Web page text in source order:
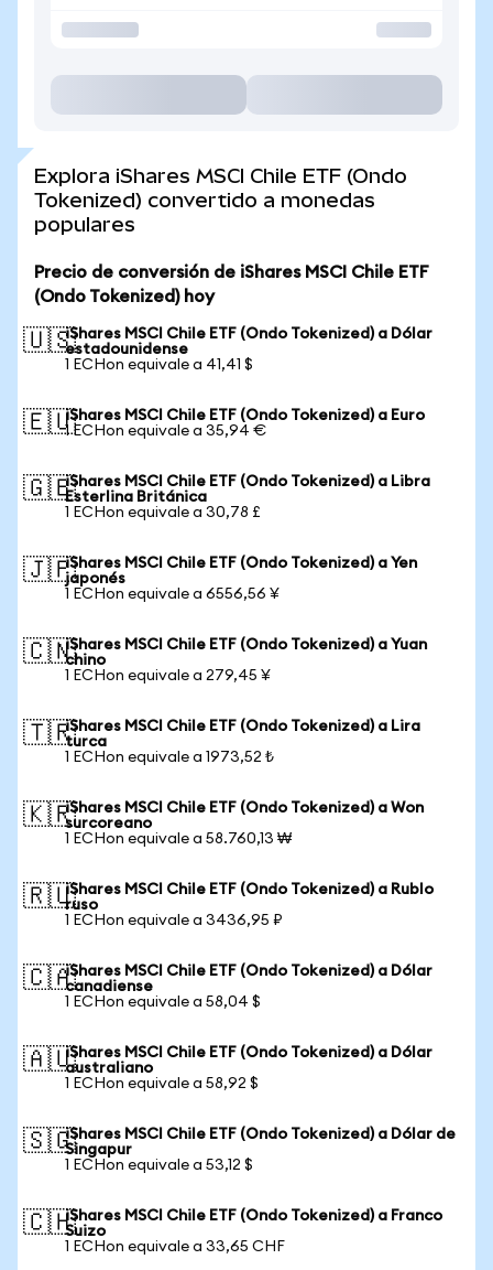
Explora iShares MSCI Chile ETF (Ondo
Tokenized) convertido a monedas
populares
Precio de conversión de iShares MSCI Chile ETF
(Ondo Tokenized) hoy
🇺🇸iShares MSCI Chile ETF (Ondo Tokenized) a Dólar
estadounidense
1 ECHon equivale a 41,41 $
🇪🇺iShares MSCI Chile ETF (Ondo Tokenized) a Euro
1 ECHon equivale a 35,94 €
🇬🇧iShares MSCI Chile ETF (Ondo Tokenized) a Libra
Esterlina Británica
1 ECHon equivale a 30,78 £
🇯🇵iShares MSCI Chile ETF (Ondo Tokenized) a Yen
japonés
1 ECHon equivale a 6556,56 ¥
🇨🇳iShares MSCI Chile ETF (Ondo Tokenized) a Yuan
chino
1 ECHon equivale a 279,45 ¥
🇹🇷iShares MSCI Chile ETF (Ondo Tokenized) a Lira
turca
1 ECHon equivale a 1973,52 ₺
🇰🇷iShares MSCI Chile ETF (Ondo Tokenized) a Won
surcoreano
1 ECHon equivale a 58.760,13 ₩
🇷🇺iShares MSCI Chile ETF (Ondo Tokenized) a Rublo
ruso
1 ECHon equivale a 3436,95 ₽
🇨🇦iShares MSCI Chile ETF (Ondo Tokenized) a Dólar
canadiense
1 ECHon equivale a 58,04 $
🇦🇺iShares MSCI Chile ETF (Ondo Tokenized) a Dólar
australiano
1 ECHon equivale a 58,92 $
🇸🇬iShares MSCI Chile ETF (Ondo Tokenized) a Dólar de
Singapur
1 ECHon equivale a 53,12 $
🇨🇭iShares MSCI Chile ETF (Ondo Tokenized) a Franco
Suizo
1 ECHon equivale a 33,65 CHF